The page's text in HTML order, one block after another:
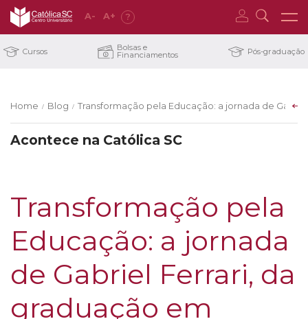
A- A+ ?
Cursos Bolsas e
Financiamentos Pós-graduação
Home / Blog / Transformação pela Educação: a jornada de
Acontece na Católica SC
Transformação pela
Educação: a jornada
de Gabriel Ferrari, da
graduação em